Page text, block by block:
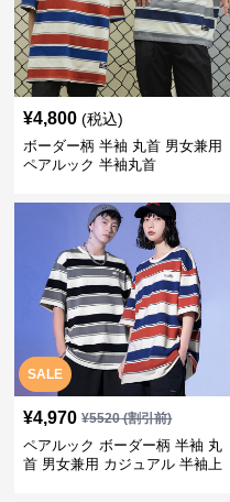
¥4,800 (税込)
ボーダー柄 半袖 丸首 男女兼用
ペアルック 半袖丸首
SALE
¥4,970 ¥5520(割引前)
ペアルック ボーダー柄 半袖 丸
首 男女兼用 カジュアル 半袖上